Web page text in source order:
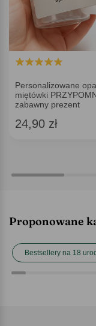
Personalizowane
miętówki
zabawny prezent
24,90 zł
Proponowane
Bestsellery na 18